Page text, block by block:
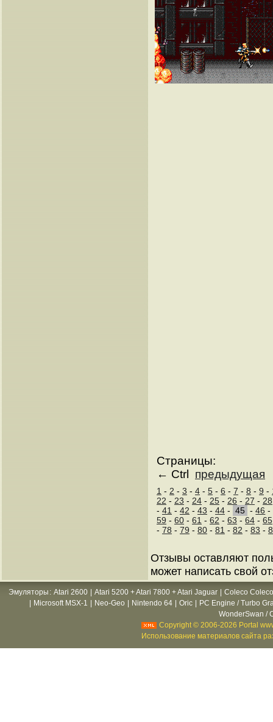
Страницы:
← Ctrl предыдущая
1 - 2 - 3 - 4 - 5 - 6 - 7 - 8 - 9 -
22 - 23 - 24 - 25 - 26 - 27 - 28
- 41 - 42 - 43 - 44 - 45 -46 -
59 - 60 - 61 - 62 - 63 - 64 - 65
- 78 - 79 - 80 - 81 - 82 - 83 -
Отзывы оставляют
может написать свой
Эмуляторы : Atari 2600 Atari 5200 + Atari 7800 + Atari Jaguar
Coleco
Microsoft MSX-1 Neo-Geo Nintendo 64 Oric
PC Engine / Turbo
WonderSwan /
Copyright © 2006-2026 Portal
Использование материалов сайта